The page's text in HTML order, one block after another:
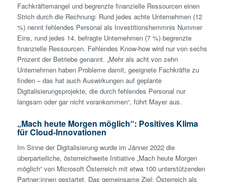
Fachkräftemangel und begrenzte finanzielle Ressourcen einen
Strich durch die Rechnung: Rund jedes achte Unternehmen (12
%) nennt fehlendes Personal als Investitionshemmnis Nummer
Eins, rund jedes 14. befragte Unternehmen (7 %) begrenzte
finanzielle Ressourcen. Fehlendes Know-how wird nur von sechs
Prozent der Betriebe genannt. „Mehr als acht von zehn
Unternehmen haben Probleme damit, geeignete Fachkräfte zu
finden – das hat auch Auswirkungen auf geplante
Digitalisierungsprojekte, die durch fehlendes Personal nur
langsam oder gar nicht vorankommen“, führt Mayer aus.
„Mach heute Morgen möglich“: Positives Klima
für Cloud-Innovationen
Im Sinne der Digitalisierung wurde im Jänner 2022 die
überparteiliche, österreichweite Initiative „Mach heute Morgen
möglich“ von Microsoft Österreich mit etwa 100 unterstützenden
Partner:innen gestartet. Das gemeinsame Ziel: Österreich als